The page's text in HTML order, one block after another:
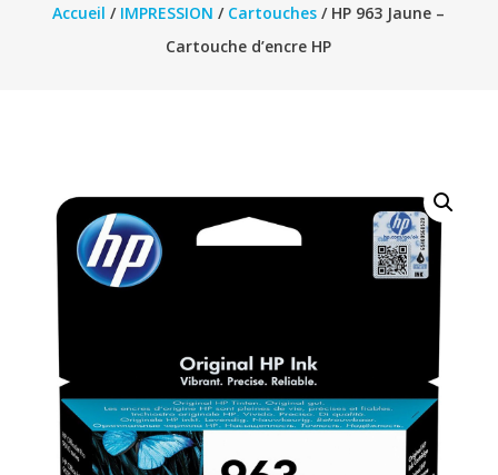
Accueil / IMPRESSION / Cartouches / HP 963 Jaune –
Cartouche d’encre HP